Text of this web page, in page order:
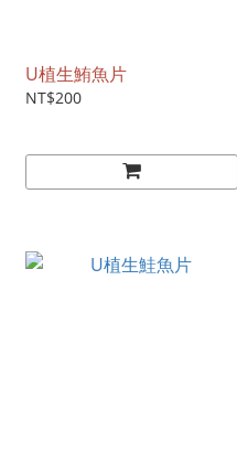
U植生鮪魚片
NT$200